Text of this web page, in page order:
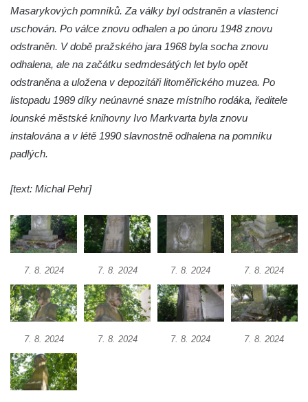
Teplicích nad Metují
Kenotaf Franze Ruseho na hřbitově v
Teplicích nad Metují
Pomník obětem 2. světové války na hřbitově
v Teplicích nad Metují
Kenotaf Augusta Michela na hřbitově v
Hrob Šumových na hřbitově v Benešově
nad Ploučnicí
Hrob Theodora Sommera na hřbitově v
Benešově nad Ploučnicí
Hrob Wendelina Janiche na hřbitově v
Benešově nad Ploučnicí
Hrob Christodoulona Panayiotise na
hřbitově v Benešově nad Ploučnicí
Hrob Franze Wünsche na hřbitově v
Masarykových pomníků. Za války byl odstraněn a vlastenci
uschován. Po válce znovu odhalen a po únoru 1948 znovu
odstraněn. V době pražského jara 1968 byla socha znovu
odhalena, ale na začátku sedmdesátých let bylo opět
odstraněna a uložena v depozitáři litoměřického muzea. Po
listopadu 1989 díky neúnavné snaze místního rodáka, ředitele
lounské městské knihovny Ivo Markvarta byla znovu
instalována a v létě 1990 slavnostně odhalena na pomníku
padlých.
[text: Michal Pehr]
7. 8. 2024 7. 8. 2024 7. 8. 2024 7. 8. 2024
7. 8. 2024 7. 8. 2024 7. 8. 2024 7. 8. 2024